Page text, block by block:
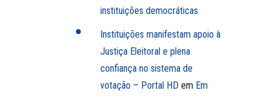
instituições democráticas
Instituições manifestam apoio à
Justiça Eleitoral e plena
confiança no sistema de
votação – Portal HDem Em